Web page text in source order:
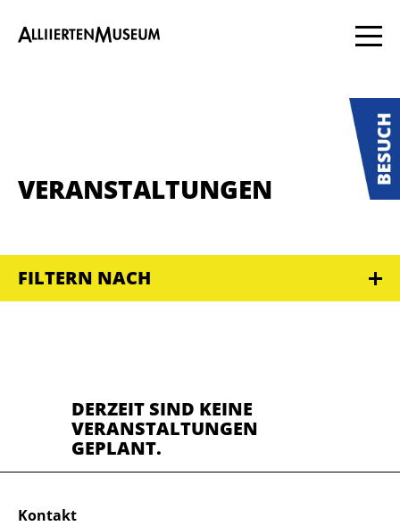
VERANSTALTUNGEN
FILTERN NACH
DERZEIT SIND KEINE
VERANSTALTUNGEN
GEPLANT.
Kontakt